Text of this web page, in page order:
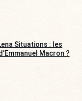
Situations : les
Macron ?